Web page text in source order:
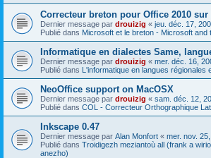
Correcteur breton pour Office 2010
Dernier message par drouizig « jeu. déc. 17,
Publié dans Microsoft et le breton - Microsoft and
Informatique en dialectes Same,
Dernier message par drouizig « mer. déc. 16,
Publié dans L'informatique en langues régionales
NeoOffice support on MacOSX
Dernier message par drouizig « sam. déc. 12,
Publié dans COL - Correcteur Orthographique
Inkscape 0.47
Dernier message par Alan Monfort « mer. nov.
Publié dans Troidigezh meziantoù all (frank a
anezho)